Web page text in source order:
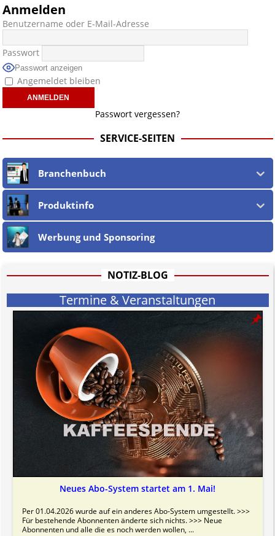
Anmelden
Benutzername oder E-Mail-Adresse
Passwort
Passwort anzeigen
Angemeldet bleiben
Passwort vergessen?
SERVICE-SEITEN
Branchenbuch
Produktinfo
Werbung und Sponsoring
NOTIZ-BLOG
Termine & Veranstaltungen
Neues Abo-System startet am 1. Mai!
Per 01.04.2026 wurde auf ein anderes Abo-System umgestellt. >>>
Für bestehende Abonnenten änderte sich nichts. >>> Neue
Abonnenten und alle die es noch werden wollen, ...